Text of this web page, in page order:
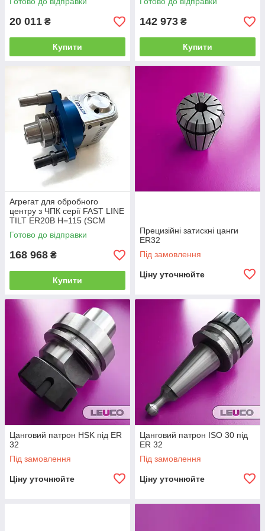
20 011 ₴
Купити
142 973 ₴
Купити
Агрегат для обробного
центру з ЧПК серії FAST LINE
TILT ER20B H=115 (SCM
Group, Італія)
Готово до відправки
168 968 ₴
Купити
Прецизійні затискні цанги
ER32
Під замовлення
Ціну уточнюйте
Цанговий патрон HSK під ER
32
Під замовлення
Ціну уточнюйте
Цанговий патрон ISO 30 під
ER 32
Під замовлення
Ціну уточнюйте